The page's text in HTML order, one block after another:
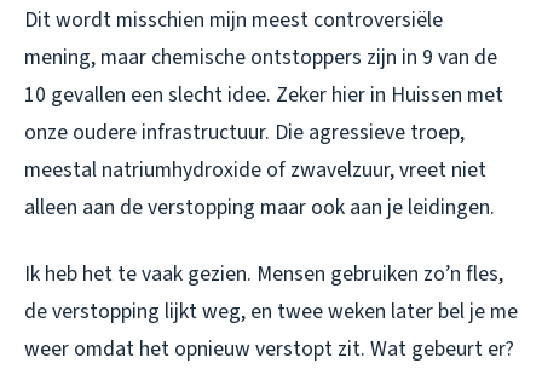
Dit wordt misschien mijn meest controversiële
mening, maar chemische ontstoppers zijn in 9 van de
10 gevallen een slecht idee. Zeker hier in Huissen met
onze oudere infrastructuur. Die agressieve troep,
meestal natriumhydroxide of zwavelzuur, vreet niet
alleen aan de verstopping maar ook aan je leidingen.
Ik heb het te vaak gezien. Mensen gebruiken zo’n fles,
de verstopping lijkt weg, en twee weken later bel je me
weer omdat het opnieuw verstopt zit. Wat gebeurt er?